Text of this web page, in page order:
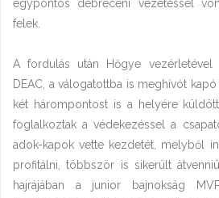
egypontos debreceni vezetéssel
felek.
A fordulás után Hőgye
DEAC, a válogatottba is meghívót
két hárompontost is a helyére
foglalkoztak a védekezéssel a
adok-kapok vette kezdetét, melyből
profitálni, többször is sikerült
hajrájában a junior bajnokság